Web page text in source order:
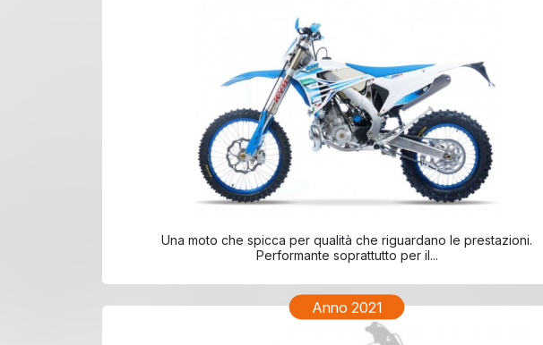
Una moto che spicca per qualità che riguardano le prestazioni.
Performante soprattutto per il...
Anno 2021